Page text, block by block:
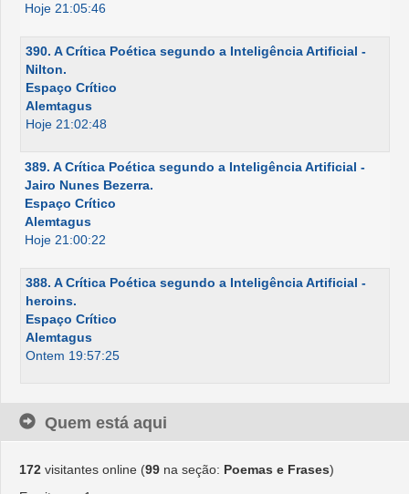
Hoje 21:05:46
390. A Crítica Poética segundo a Inteligência Artificial -
Nilton.
Espaço Crítico
Alemtagus
Hoje 21:02:48
389. A Crítica Poética segundo a Inteligência Artificial -
Jairo Nunes Bezerra.
Espaço Crítico
Alemtagus
Hoje 21:00:22
388. A Crítica Poética segundo a Inteligência Artificial -
heroins.
Espaço Crítico
Alemtagus
Ontem 19:57:25
Quem está aqui
172 visitantes online (99 na seção: Poemas e Frases)